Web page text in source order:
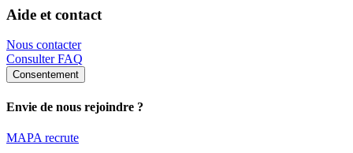
Aide et contact
Nous contacter
Consulter FAQ
Consentement
Envie de nous rejoindre ?
MAPA recrute